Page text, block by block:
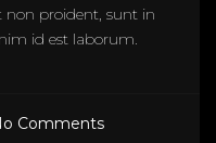
non proident, sunt in
id est laborum.
Comments